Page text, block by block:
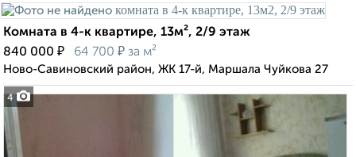
4
Комната в 4-к квартире, 13м², 2/9 этаж
840 000 ₽ 64 700 ₽ за м²
Ново-Савиновский район, ЖК 17-й, Маршала Чуйкова 27